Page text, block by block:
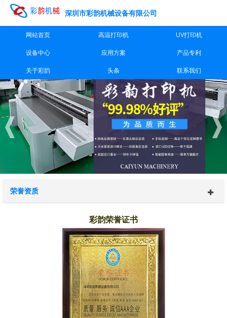
深圳市彩韵机械设备有限公司
网站首页 高温打印机 UV打印机
设备中心 应用方案 产品专利
关于彩韵 头条 联系我们
荣誉资质
彩韵荣誉证书